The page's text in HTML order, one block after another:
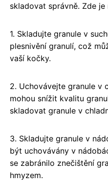
skladovat správně. Zde
1. Skladujte granule v
plesnivění granulí, což
vaší kočky.
2. Uchovávejte granule v
mohou snížit kvalitu
skladovat granule v
3. Skladujte granule v
být uchovávány v
se zabránilo znečištění
hmyzem.